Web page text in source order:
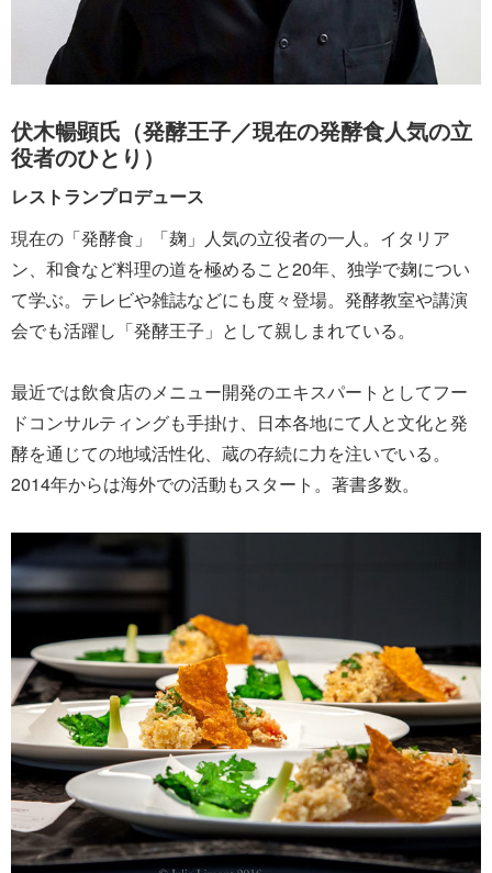
伏木暢顕氏（発酵王子／現在の発酵食人気の立
役者のひとり）
レストランプロデュース
現在の「発酵食」「麹」人気の立役者の一人。イタリア
ン、和食など料理の道を極めること20年、独学で麹につい
て学ぶ。テレビや雑誌などにも度々登場。発酵教室や講演
会でも活躍し「発酵王子」として親しまれている。
最近では飲食店のメニュー開発のエキスパートとしてフー
ドコンサルティングも手掛け、日本各地にて人と文化と発
酵を通じての地域活性化、蔵の存続に力を注いでいる。
2014年からは海外での活動もスタート。著書多数。